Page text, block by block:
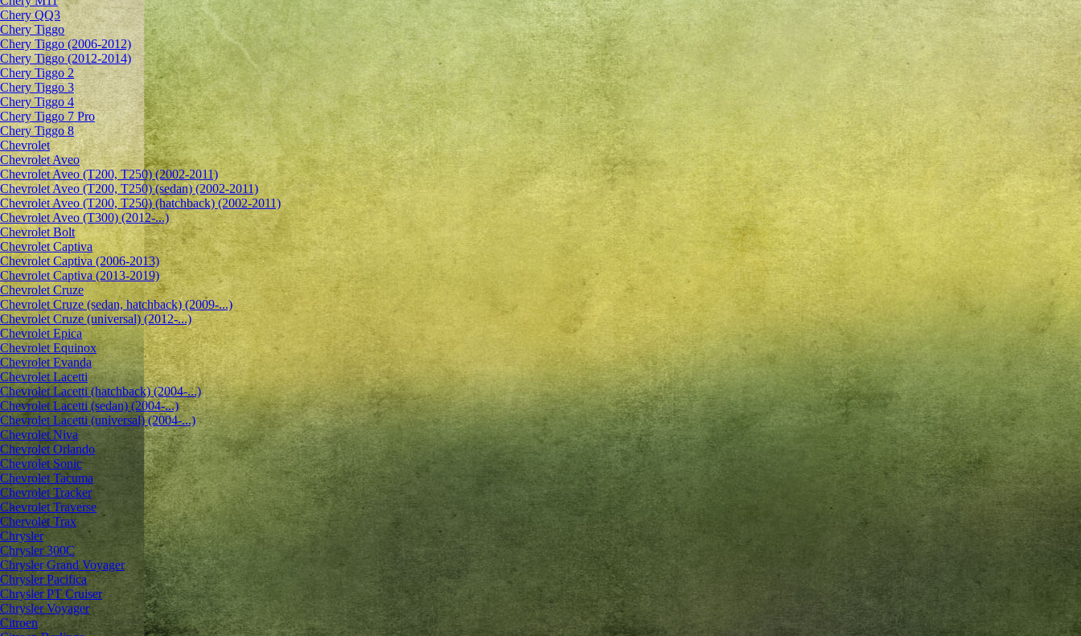
Chery QQ3
Chery Tiggo
Chery Tiggo (2006-2012)
Chery Tiggo (2012-2014)
Chery Tiggo 2
Chery Tiggo 3
Chery Tiggo 4
Chery Tiggo 7 Pro
Chery Tiggo 8
Chevrolet
Сhevrolet Aveo
Chevrolet Aveo (T200, T250) (2002-2011)
Chevrolet Aveo (T200, T250) (sedan) (2002-2011)
Chevrolet Aveo (T200, T250) (hatchback) (2002-2011)
Chevrolet Aveo (T300) (2012-...)
Chevrolet Bolt
Chevrolet Captiva
Chevrolet Captiva (2006-2013)
Chevrolet Captiva (2013-2019)
Chevrolet Cruze
Chevrolet Cruze (sedan, hatchback) (2009-...)
Chevrolet Cruze (universal) (2012-...)
Chevrolet Epiсa
Chevrolet Equinox
Chevrolet Evanda
Chevrolet Lacetti
Chevrolet Lacetti (hatchback) (2004-...)
Chevrolet Lacetti (sedan) (2004-...)
Chevrolet Lacetti (universal) (2004-...)
Chevrolet Niva
Chevrolet Orlando
Chevrolet Sonic
Chevrolet Tacuma
Chevrolet Tracker
Chevrolet Traverse
Chervolet Trax
Chrysler
Chrysler 300C
Chrysler Grand Voyager
Chrysler Pacifica
Chrysler PT Cruiser
Chrysler Voyager
Citroen